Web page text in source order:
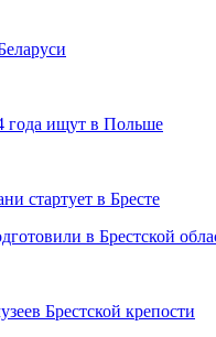
года ищут в Польше
стартует в Бресте
в Брестской
Брестской крепости